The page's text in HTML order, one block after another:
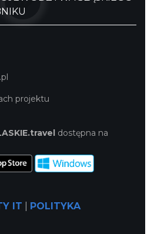
projektu
dostępna na
IT
POLITYKA